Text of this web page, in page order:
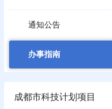
通知公告
办事指南
成都市科技计划项目